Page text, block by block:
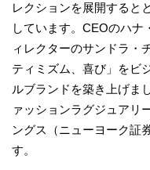
レクションを展開すると
しています。CEOのハ
ィレクターのサンドラ・
ティミズム、喜び」をビ
ルブランドを築き上げま
ァッションラグジュアリ
ングス（ニューヨーク証
す。